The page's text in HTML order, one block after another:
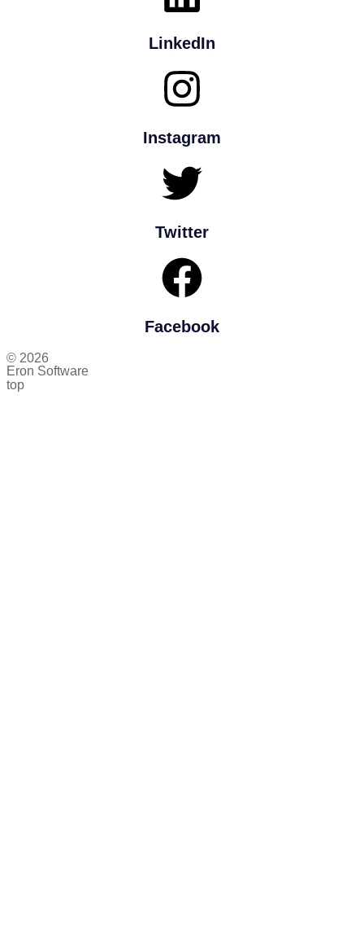
LinkedIn
Instagram
Twitter
Facebook
© 2026
Eron Software
top